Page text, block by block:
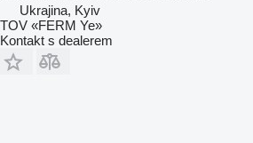
Ukrajina, Kyiv
TOV «FERM Ye»
Kontakt s dealerem